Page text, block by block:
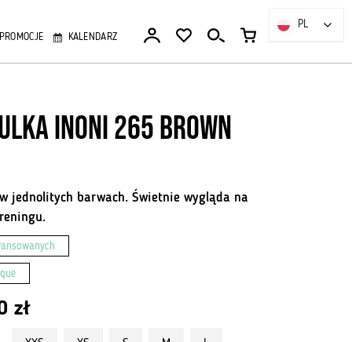
PROMOCJE KALENDARZ
Inoni 265 Brown
jednolitych barwach. Świetnie wygląda na
zł
PL
PL